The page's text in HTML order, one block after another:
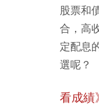
股票和
合，高
定配息
選呢？
看成績